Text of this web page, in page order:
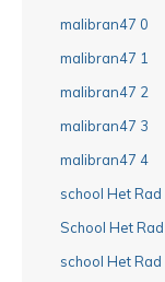
malibran47 0
malibran47 1
malibran47 2
malibran47 3
malibran47 4
school Het Rad
School Het
school Het Rad